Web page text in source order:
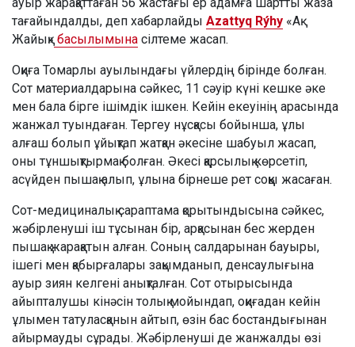
тағайындалды, деп хабарлайды Azattyq Rýhy «Ақ
Жайық»басылымына сілтеме жасап.
Оқиға Томарлы ауылындағы үйлердің бірінде болған.
Сот материалдарына сәйкес, 11 сәуір күні кешке әке
мен бала бірге ішімдік ішкен. Кейін екеуінің арасында
жанжал туындаған. Тергеу нұсқасы бойынша, ұлы
алғаш болып ұйықтап жатқан әкесіне шабуыл жасап,
оны тұншықтырмақ болған. Әкесі қарсылық көрсетіп,
асүйден пышақ алып, ұлына бірнеше рет соққы жасаған.
Сот-медициналық сараптама қорытындысына сәйкес,
жәбірленуші іш тұсынан бір, арқасынан бес жерден
пышақ жарақатын алған. Соның салдарынан бауыры,
ішегі мен қабырғалары зақымданып, денсаулығына
ауыр зиян келгені анықталған. Сот отырысында
айыпталушы кінәсін толық мойындап, оқиғадан кейін
ұлымен татуласқанын айтып, өзін бас бостандығынан
айырмауды сұрады. Жәбірленуші де жанжалды өзі